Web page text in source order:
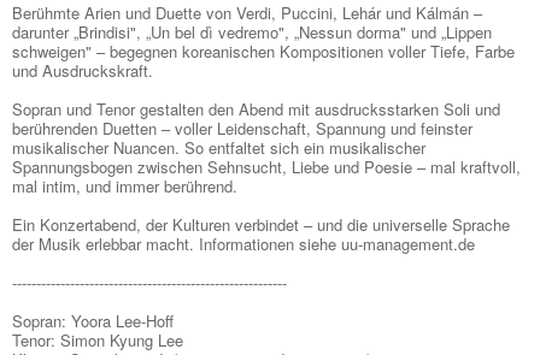
Berühmte Arien und Duette von Verdi, Puccini, Lehár und Kálmán –
darunter „Brindisi", „Un bel dì vedremo", „Nessun dorma" und „Lippen
schweigen" – begegnen koreanischen Kompositionen voller Tiefe, Farbe
und Ausdruckskraft.
Sopran und Tenor gestalten den Abend mit ausdrucksstarken Soli und
berührenden Duetten – voller Leidenschaft, Spannung und feinster
musikalischer Nuancen. So entfaltet sich ein musikalischer
Spannungsbogen zwischen Sehnsucht, Liebe und Poesie – mal kraftvoll,
mal intim, und immer berührend.
Ein Konzertabend, der Kulturen verbindet – und die universelle Sprache
der Musik erlebbar macht. Informationen siehe uu-management.de
---------------------------------------------------------
Sopran: Yoora Lee-Hoff
Tenor: Simon Kyung Lee